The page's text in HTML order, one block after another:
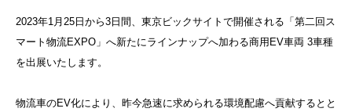
2023年1月25日から3日間、東京ビックサイトで開催される「第二回ス
マート物流EXPO」へ新たにラインナップへ加わる商用EV車両 3車種
を出展いたします。
物流車のEV化により、昨今急速に求められる環境配慮へ貢献するとと